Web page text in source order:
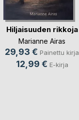
Hiljaisuuden rikkoja
Marianne Airas
29,93 € Painettu kirja
12,99 € E-kirja